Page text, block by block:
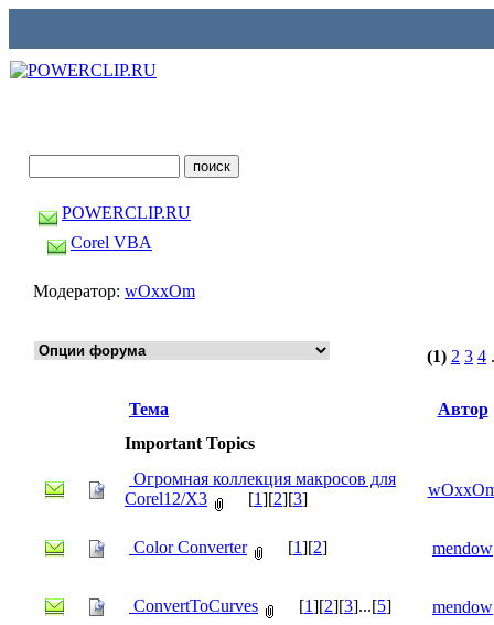
POWERCLIP.RU
Corel VBA
Модератор: wOxxOm
(1) 2 3 4
Тема
Автор
Important Topics
Огромная коллекция макросов для
Corel12/X3
[1][2][3]
Color Converter [1][2] mendow
ConvertToCurves [1][2][3]...[5] mendow